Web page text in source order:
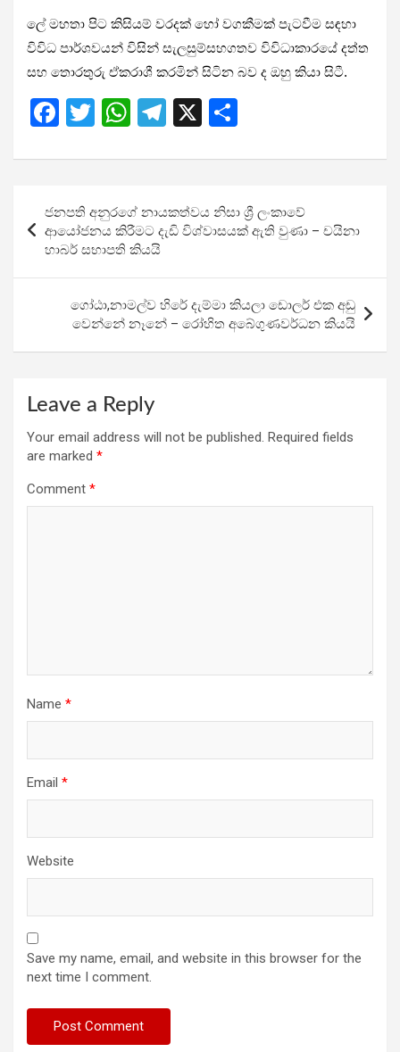
ලේ මහතා පිට කිසියම් වරදක් හෝ වගකීමක් පැටවීම සඳහා
විවිධ පාර්ශවයන් විසින් සැලසුම්සහගතව විවිධාකාරයේ දත්ත
සහ තොරතුරු ඒකරාශී කරමින් සිටින බව ද ඔහු කියා සිටී.
F
ce
o
o
k
T
tt
er
W
at
s
A
p
p
T
e
gr
a
X
ar
e
navigation
ජනපති අනුරගේ නායකත්වය නිසා ශ්‍රී ලංකාවේ
ආයෝජනය කිරීමට දැඩි විශ්වාසයක් ඇති වුණා – චයිනා
හාබර් සභාපති කියයි
ගෝඨා,නාමල්ව හිරේ දැම්මා කියලා ඩොලර් එක අඩු
වෙන්නේ නෑනේ – රෝහිත අබේගුණවර්ධන කියයි
Leave a Reply
Your email address will not be published. Required fields
are marked *
Comment *
Name *
Email *
Website
Save my name, email, and website in this browser for the
next time I comment.